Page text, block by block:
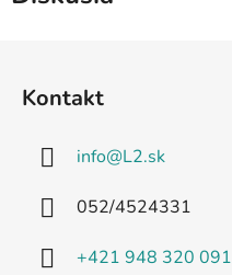
Kontakt
info@L2.sk
052/4524331
+421 948 320 091